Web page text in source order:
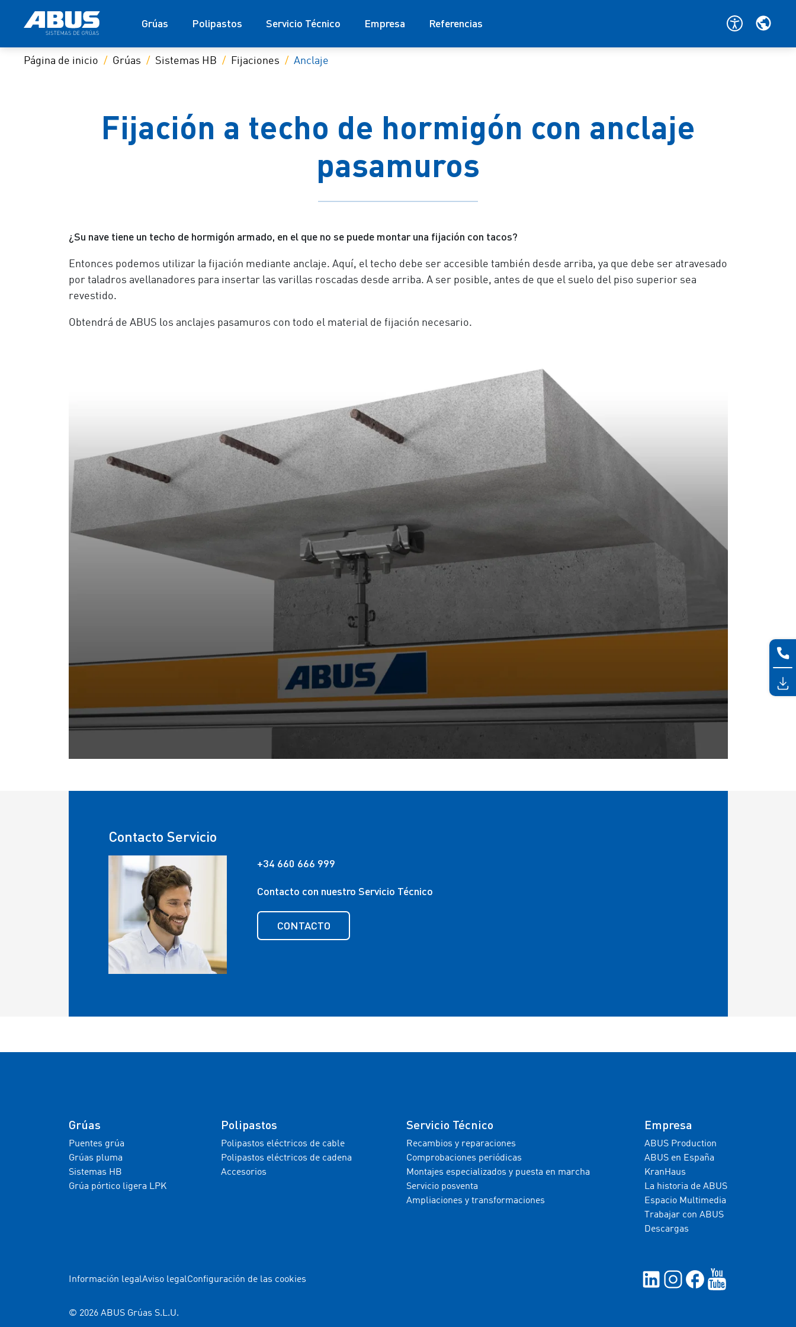
Grúas Polipastos Servicio Técnico Empresa Referencias
Página de inicio Grúas Sistemas HB Fijaciones Anclaje
Fijación a techo de hormigón con anclaje
pasamuros
¿Su nave tiene un techo de hormigón armado, en el que no se puede montar una fijación con tacos?
Entonces podemos utilizar la fijación mediante anclaje. Aquí, el techo debe ser accesible también desde arriba, ya que debe ser atravesado
por taladros avellanadores para insertar las varillas roscadas desde arriba. A ser posible, antes de que el suelo del piso superior sea
revestido.
Obtendrá de ABUS los anclajes pasamuros con todo el material de fijación necesario.
Contacto Servicio
+34 660 666 999
Contacto con nuestro Servicio Técnico
CONTACTO
Grúas
Puentes grúa
Grúas pluma
Sistemas HB
Grúa pórtico ligera LPK
Polipastos
Polipastos eléctricos de cable
Polipastos eléctricos de cadena
Accesorios
Servicio Técnico
Recambios y reparaciones
Comprobaciones periódicas
Montajes especializados y puesta en marcha
Servicio posventa
Ampliaciones y transformaciones
Empresa
ABUS Production
ABUS en España
KranHaus
La historia de ABUS
Espacio Multimedia
Trabajar con ABUS
Descargas
Información legalAviso legalConfiguración de las cookies
© 2026 ABUS Grúas S.L.U.